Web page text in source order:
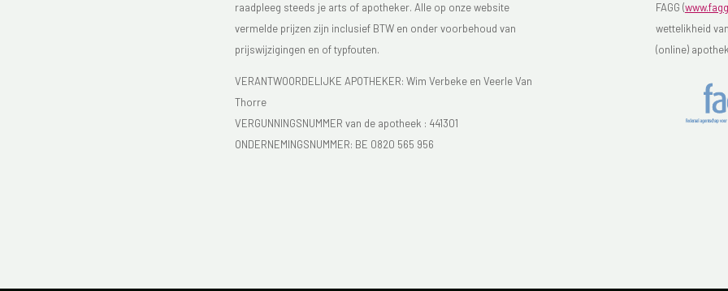
raadpleeg steeds je arts of apotheker. Alle op onze website
vermelde prijzen zijn inclusief BTW en onder voorbehoud van
prijswijzigingen en of typfouten.
VERANTWOORDELIJKE APOTHEKER: Wim Verbeke en Veerle Van
Thorre
VERGUNNINGSNUMMER van de apotheek : 441301
ONDERNEMINGSNUMMER: BE 0820 565 956
FAGG (
wettelikheid
(online)